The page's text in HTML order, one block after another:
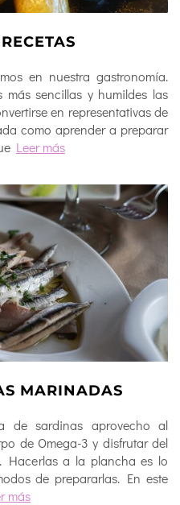
en nuestra gastronomía.
más sencillas y humildes las
en representativas de
como aprender a preparar
Leer más
MARINADAS
de sardinas aprovecho al
de Omega-3 y disfrutar del
Hacerlas a la plancha es lo
de prepararlas. En este
más